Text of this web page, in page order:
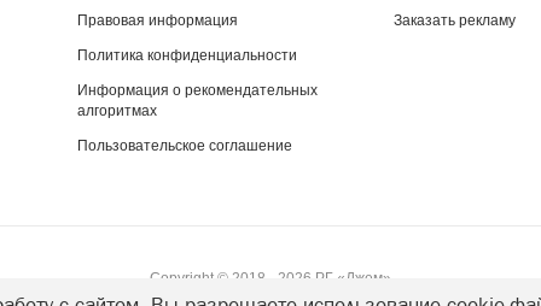
Правовая информация
Политика конфиденциальности
Информация о рекомендательных
алгоритмах
Пользовательское соглашение
Заказать рекламу
Copyright © 2018 - 2026 РГ «Джем»